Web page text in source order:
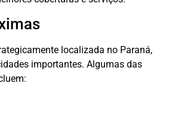
localizada no Paraná,
importantes. Algumas das